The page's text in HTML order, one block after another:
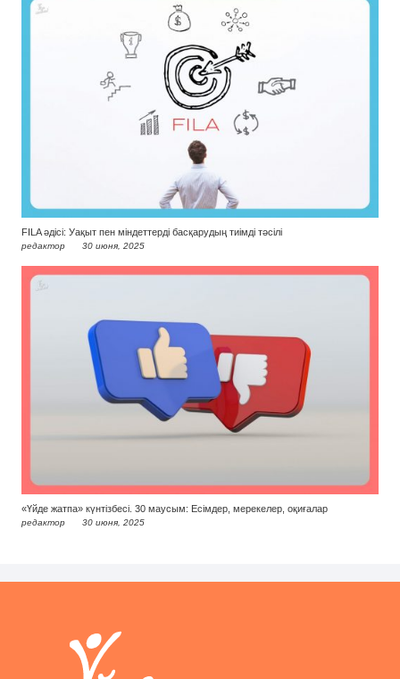
FILA әдісі: Уақыт пен міндеттерді басқарудың тиімді тәсілі
редактор 30 июня, 2025
«Үйде жатпа» күнтізбесі. 30 маусым: Есімдер, мерекелер, оқиғалар
редактор 30 июня, 2025